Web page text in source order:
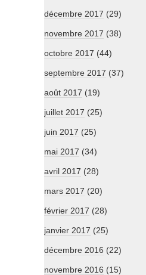
décembre 2017 (29)
novembre 2017 (38)
octobre 2017 (44)
septembre 2017 (37)
août 2017 (19)
juillet 2017 (25)
juin 2017 (25)
mai 2017 (34)
avril 2017 (28)
mars 2017 (20)
février 2017 (28)
janvier 2017 (25)
décembre 2016 (22)
novembre 2016 (15)